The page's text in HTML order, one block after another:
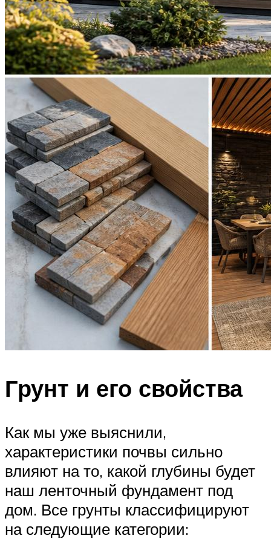
Грунт и его свойства
Как мы уже выяснили,
характеристики почвы сильно
влияют на то, какой глубины будет
наш ленточный фундамент под
дом. Все грунты классифицируют
на следующие категории: